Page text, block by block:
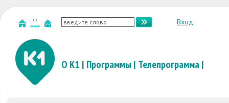
Вход
О К1 | Программы | Телепрограмма|